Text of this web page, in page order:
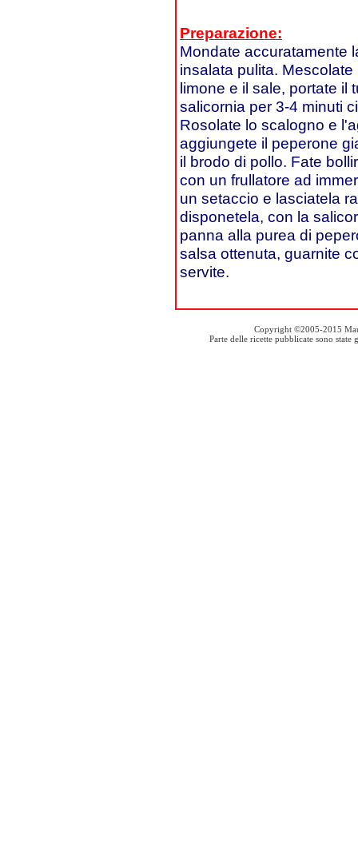
Preparazione:
Mondate accuratamente
insalata pulita.
limone e il sale, portate il
salicornia per 3-4 minuti
Rosolate lo scalogno e
aggiungete il peperone
il brodo di pollo. Fate
con un frullatore ad
un setaccio e lasciatela
disponetela, con la
panna alla purea di
salsa ottenuta, guarnite
servite.
Copyright ©2005-2015
Parte delle ricette pubblicate sono state